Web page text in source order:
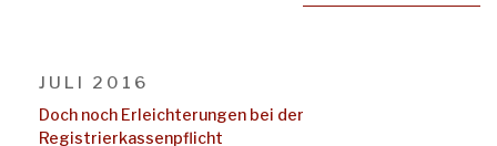
JULI 2016
Doch noch Erleichterungen bei der
Registrierkassenpflicht